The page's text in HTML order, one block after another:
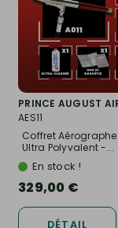
PRINCE AUGUST
AES11
Coffret Aérographe
Ultra Polyvalent -...
En stock !
329,00 €
DÉTAIL